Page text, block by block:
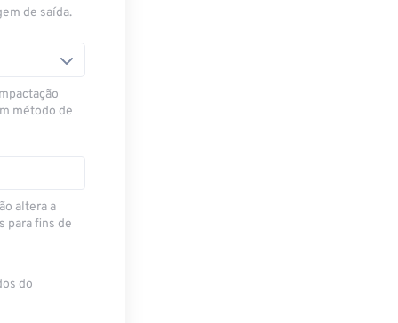
de saída.
método de
altera a
para fins de
do